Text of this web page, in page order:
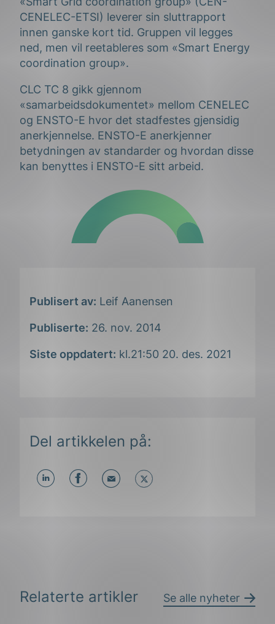
CENELEC-ETSI) leverer sin sluttrapport
innen ganske kort tid. Gruppen vil legges
ned, men vil reetableres som «Smart Energy
coordination group».
CLC TC 8 gikk gjennom
«samarbeidsdokumentet» mellom CENELEC
og ENSTO-E hvor det stadfestes gjensidig
anerkjennelse. ENSTO-E anerkjenner
betydningen av standarder og hvordan disse
kan benyttes i ENSTO-E sitt arbeid.
Publisert av: Leif Aanensen
Publiserte: 26. nov. 2014
Siste oppdatert: kl.21:50 20. des. 2021
Del artikkelen på:
Relaterte artikler Se alle nyheter